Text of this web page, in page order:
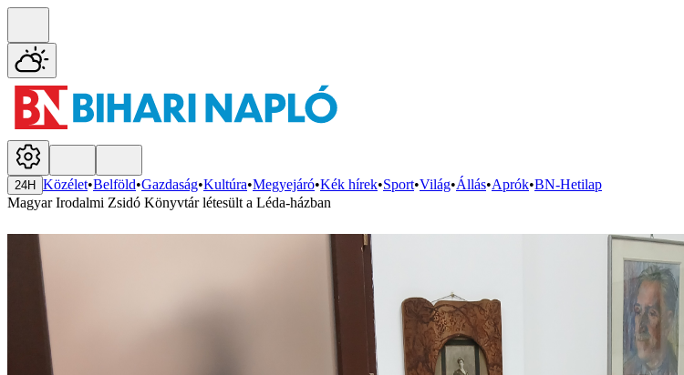
24H Közélet•Belföld•Gazdaság•Kultúra•Megyejáró•Kék hírek•Sport•Világ•Állás•Aprók•BN-Hetilap
Magyar Irodalmi Zsidó Könyvtár létesült a Léda-házban